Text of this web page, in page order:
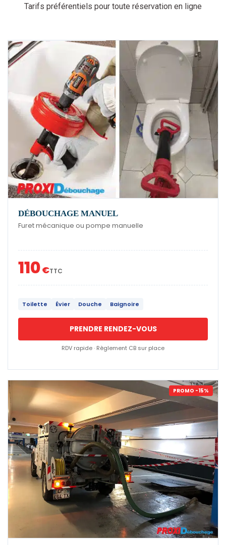
Tarifs préférentiels pour toute réservation en ligne
DÉBOUCHAGE MANUEL
Furet mécanique ou pompe manuelle
110€TTC
Toilette Évier Douche Baignoire
PRENDRE RENDEZ-VOUS
RDV rapide · Règlement CB sur place
PROMO -15%